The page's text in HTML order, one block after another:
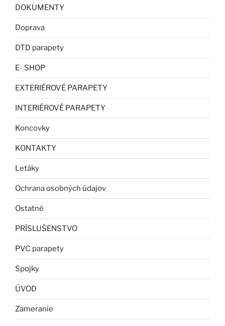
DOKUMENTY
Doprava
DTD parapety
E- SHOP
EXTERIÉROVÉ PARAPETY
INTERIÉROVÉ PARAPETY
Koncovky
KONTAKTY
Letáky
Ochrana osobných údajov
Ostatné
PRÍSLUŠENSTVO
PVC parapety
Spojky
ÚVOD
Zameranie